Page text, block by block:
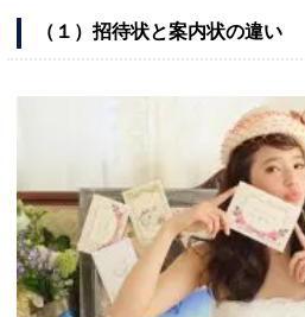
（１）招待状と案内状の違い